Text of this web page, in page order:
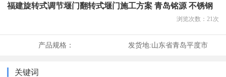
福建旋转式调节堰门翻转式堰门施工方案 青岛铭源 不锈钢
浏览次数： 21次
产品规格： 发货地:山东省青岛平度市
关键词